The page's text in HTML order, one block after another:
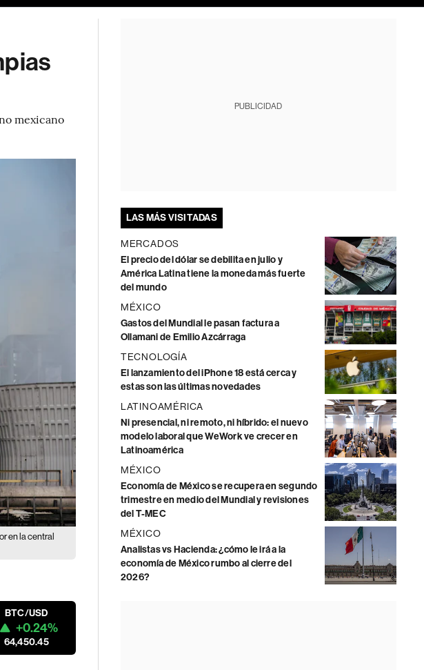
mexicano
en la central
BTC/USD
+0.24%
64,450.45
PUBLICIDAD
LAS MÁS VISITADAS
MERCADOS
El precio del dólar se debilita en julio y
América Latina tiene la moneda más fuerte
del mundo
MÉXICO
Gastos del Mundial le pasan factura a
Ollamani de Emilio Azcárraga
TECNOLOGÍA
El lanzamiento del iPhone 18 está cerca y
estas son las últimas novedades
LATINOAMÉRICA
Ni presencial, ni remoto, ni híbrido: el nuevo
modelo laboral que WeWork ve crecer en
Latinoamérica
MÉXICO
Economía de México se recupera en segundo
trimestre en medio del Mundial y revisiones
del T-MEC
MÉXICO
Analistas vs Hacienda: ¿cómo le irá a la
economía de México rumbo al cierre del
2026?